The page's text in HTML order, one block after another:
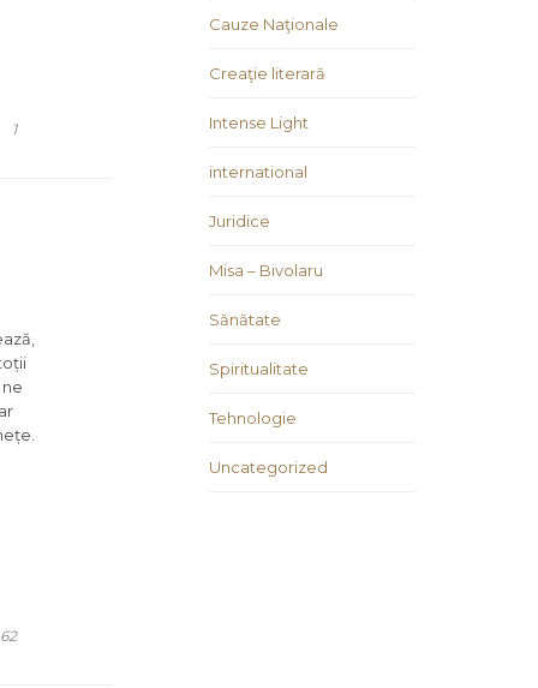
1COMMENT
62COMMENTS
Cauze Naţionale
Creaţie literară
Intense Light
international
Juridice
Misa – Bivolaru
Sănătate
Spiritualitate
Tehnologie
Uncategorized